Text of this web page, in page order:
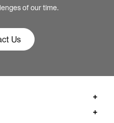
of our time.
Us